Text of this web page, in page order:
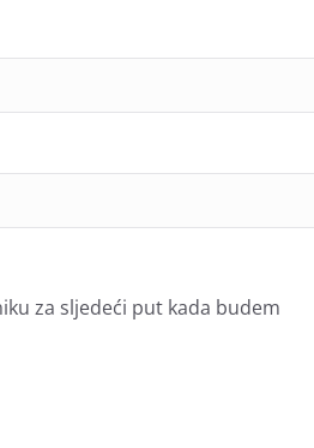
za sljedeći put kada budem